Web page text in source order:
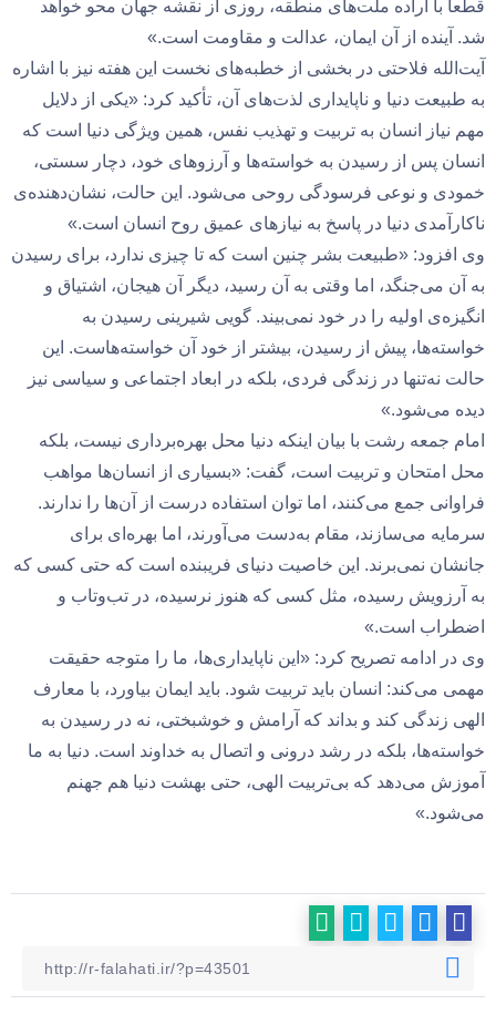
قطعاً با اراده ملت‌های منطقه، روزی از نقشه جهان محو خواهد
شد. آینده از آن ایمان، عدالت و مقاومت است.»
آیت‌الله فلاحتی در بخشی از خطبه‌های نخست این هفته نیز با اشاره
به طبیعت دنیا و ناپایداری لذت‌های آن، تأکید کرد: «یکی از دلایل
مهم نیاز انسان به تربیت و تهذیب نفس، همین ویژگی دنیا است که
انسان پس از رسیدن به خواسته‌ها و آرزوهای خود، دچار سستی،
خمودی و نوعی فرسودگی روحی می‌شود. این حالت، نشان‌دهنده‌ی
ناکارآمدی دنیا در پاسخ به نیازهای عمیق روح انسان است.»
وی افزود: «طبیعت بشر چنین است که تا چیزی ندارد، برای رسیدن
به آن می‌جنگد، اما وقتی به آن رسید، دیگر آن هیجان، اشتیاق و
انگیزه‌ی اولیه را در خود نمی‌بیند. گویی شیرینی رسیدن به
خواسته‌ها، پیش از رسیدن، بیشتر از خود آن خواسته‌هاست. این
حالت نه‌تنها در زندگی فردی، بلکه در ابعاد اجتماعی و سیاسی نیز
دیده می‌شود.»
امام جمعه رشت با بیان اینکه دنیا محل بهره‌برداری نیست، بلکه
محل امتحان و تربیت است، گفت: «بسیاری از انسان‌ها مواهب
فراوانی جمع می‌کنند، اما توان استفاده درست از آن‌ها را ندارند.
سرمایه می‌سازند، مقام به‌دست می‌آورند، اما بهره‌ای برای
جانشان نمی‌برند. این خاصیت دنیای فریبنده است که حتی کسی که
به آرزویش رسیده، مثل کسی که هنوز نرسیده، در تب‌وتاب و
اضطراب است.»
وی در ادامه تصریح کرد: «این ناپایداری‌ها، ما را متوجه حقیقت
مهمی می‌کند: انسان باید تربیت شود. باید ایمان بیاورد، با معارف
الهی زندگی کند و بداند که آرامش و خوشبختی، نه در رسیدن به
خواسته‌ها، بلکه در رشد درونی و اتصال به خداوند است. دنیا به ما
آموزش می‌دهد که بی‌تربیت الهی، حتی بهشت دنیا هم جهنم
می‌شود.»